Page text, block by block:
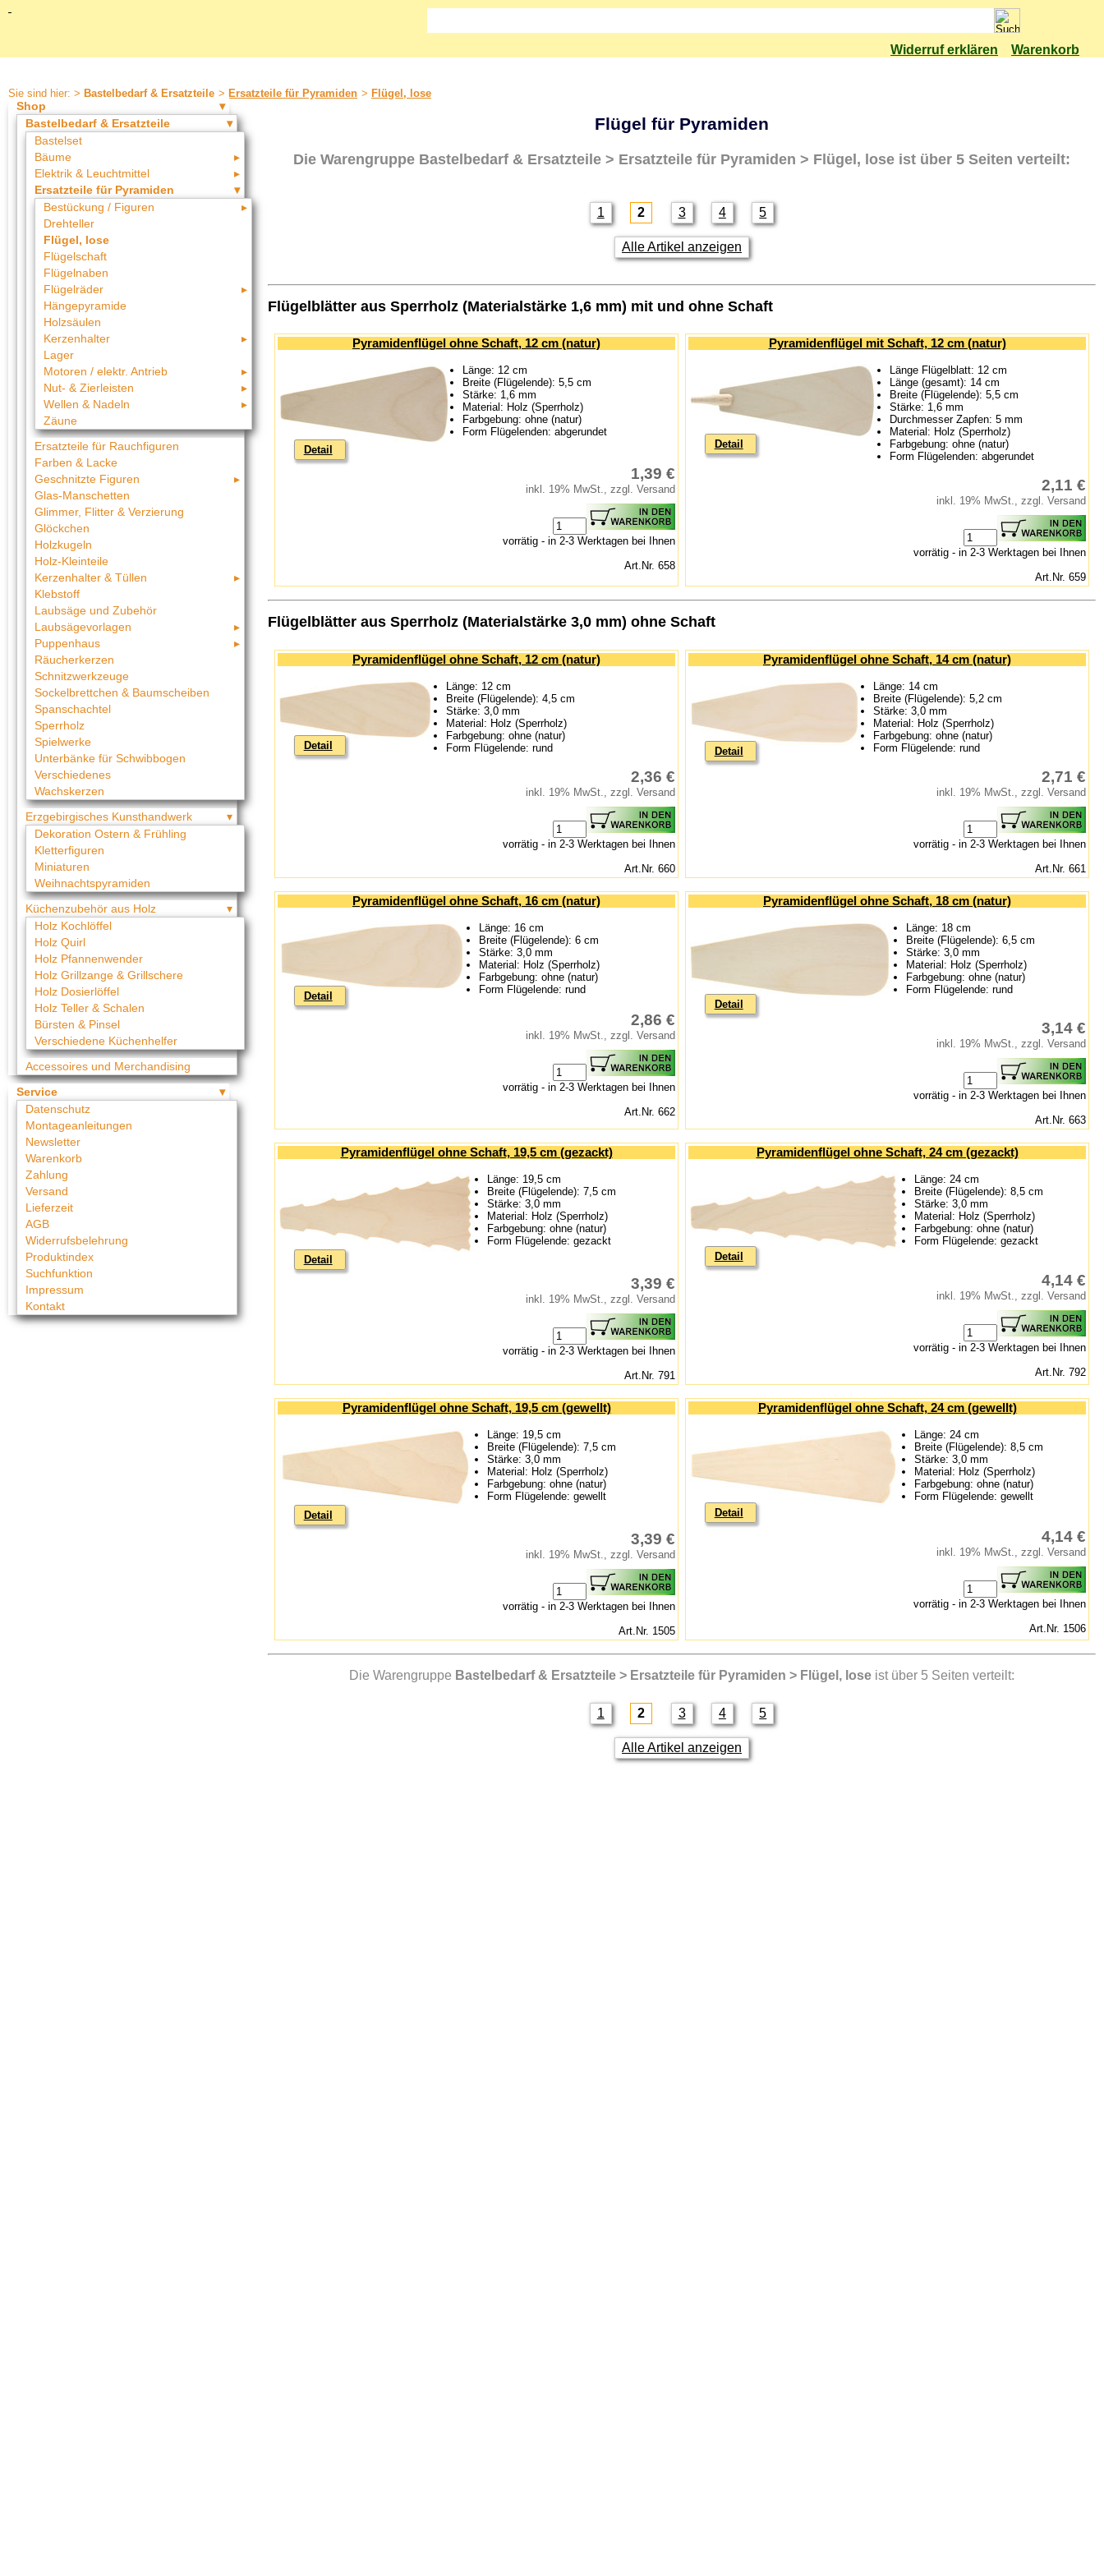
Widerruf erklären Warenkorb
Sie sind hier: > Bastelbedarf & Ersatzteile > Ersatzteile für Pyramiden > Flügel, lose
Shop
Bastelbedarf & Ersatzteile
Bastelset
Bäume
Elektrik & Leuchtmittel
Ersatzteile für Pyramiden
Bestückung / Figuren
Drehteller
Flügel, lose
Flügelschaft
Flügelnaben
Flügelräder
Hängepyramide
Holzsäulen
Kerzenhalter
Lager
Motoren / elektr. Antrieb
Nut- & Zierleisten
Wellen & Nadeln
Zäune
Ersatzteile für Rauchfiguren
Farben & Lacke
Geschnitzte Figuren
Glas-Manschetten
Glimmer, Flitter & Verzierung
Glöckchen
Holzkugeln
Holz-Kleinteile
Kerzenhalter & Tüllen
Klebstoff
Laubsäge und Zubehör
Laubsägevorlagen
Puppenhaus
Räucherkerzen
Schnitzwerkzeuge
Sockelbrettchen & Baumscheiben
Spanschachtel
Sperrholz
Spielwerke
Unterbänke für Schwibbogen
Verschiedenes
Wachskerzen
Erzgebirgisches Kunsthandwerk
Dekoration Ostern & Frühling
Kletterfiguren
Miniaturen
Weihnachtspyramiden
Küchenzubehör aus Holz
Holz Kochlöffel
Holz Quirl
Holz Pfannenwender
Holz Grillzange & Grillschere
Holz Dosierlöffel
Holz Teller & Schalen
Bürsten & Pinsel
Verschiedene Küchenhelfer
Accessoires und Merchandising
Service
Datenschutz
Montageanleitungen
Newsletter
Warenkorb
Zahlung
Versand
Lieferzeit
AGB
Widerrufsbelehrung
Produktindex
Suchfunktion
Impressum
Kontakt
Flügel für Pyramiden
Die Warengruppe Bastelbedarf & Ersatzteile > Ersatzteile für Pyramiden > Flügel, lose ist über 5 Seiten verteilt:
1 2 3 4 5
Alle Artikel anzeigen
Flügelblätter aus Sperrholz (Materialstärke 1,6 mm) mit und ohne Schaft
Pyramidenflügel ohne Schaft, 12 cm (natur)
Detail
Länge: 12 cm
Breite (Flügelende): 5,5 cm
Stärke: 1,6 mm
Material: Holz (Sperrholz)
Farbgebung: ohne (natur)
Form Flügelenden: abgerundet
1,39 €
inkl. 19% MwSt., zzgl. Versand
vorrätig - in 2-3 Werktagen bei Ihnen
Art.Nr. 658
Pyramidenflügel mit Schaft, 12 cm (natur)
Detail
Länge Flügelblatt: 12 cm
Länge (gesamt): 14 cm
Breite (Flügelende): 5,5 cm
Stärke: 1,6 mm
Durchmesser Zapfen: 5 mm
Material: Holz (Sperrholz)
Farbgebung: ohne (natur)
Form Flügelenden: abgerundet
2,11 €
inkl. 19% MwSt., zzgl. Versand
vorrätig - in 2-3 Werktagen bei Ihnen
Art.Nr. 659
Flügelblätter aus Sperrholz (Materialstärke 3,0 mm) ohne Schaft
Pyramidenflügel ohne Schaft, 12 cm (natur)
Detail
Länge: 12 cm
Breite (Flügelende): 4,5 cm
Stärke: 3,0 mm
Material: Holz (Sperrholz)
Farbgebung: ohne (natur)
Form Flügelende: rund
2,36 €
inkl. 19% MwSt., zzgl. Versand
vorrätig - in 2-3 Werktagen bei Ihnen
Art.Nr. 660
Pyramidenflügel ohne Schaft, 14 cm (natur)
Detail
Länge: 14 cm
Breite (Flügelende): 5,2 cm
Stärke: 3,0 mm
Material: Holz (Sperrholz)
Farbgebung: ohne (natur)
Form Flügelende: rund
2,71 €
inkl. 19% MwSt., zzgl. Versand
vorrätig - in 2-3 Werktagen bei Ihnen
Art.Nr. 661
Pyramidenflügel ohne Schaft, 16 cm (natur)
Detail
Länge: 16 cm
Breite (Flügelende): 6 cm
Stärke: 3,0 mm
Material: Holz (Sperrholz)
Farbgebung: ohne (natur)
Form Flügelende: rund
2,86 €
inkl. 19% MwSt., zzgl. Versand
vorrätig - in 2-3 Werktagen bei Ihnen
Art.Nr. 662
Pyramidenflügel ohne Schaft, 18 cm (natur)
Detail
Länge: 18 cm
Breite (Flügelende): 6,5 cm
Stärke: 3,0 mm
Material: Holz (Sperrholz)
Farbgebung: ohne (natur)
Form Flügelende: rund
3,14 €
inkl. 19% MwSt., zzgl. Versand
vorrätig - in 2-3 Werktagen bei Ihnen
Art.Nr. 663
Pyramidenflügel ohne Schaft, 19,5 cm (gezackt)
Detail
Länge: 19,5 cm
Breite (Flügelende): 7,5 cm
Stärke: 3,0 mm
Material: Holz (Sperrholz)
Farbgebung: ohne (natur)
Form Flügelende: gezackt
3,39 €
inkl. 19% MwSt., zzgl. Versand
vorrätig - in 2-3 Werktagen bei Ihnen
Art.Nr. 791
Pyramidenflügel ohne Schaft, 24 cm (gezackt)
Detail
Länge: 24 cm
Breite (Flügelende): 8,5 cm
Stärke: 3,0 mm
Material: Holz (Sperrholz)
Farbgebung: ohne (natur)
Form Flügelende: gezackt
4,14 €
inkl. 19% MwSt., zzgl. Versand
vorrätig - in 2-3 Werktagen bei Ihnen
Art.Nr. 792
Pyramidenflügel ohne Schaft, 19,5 cm (gewellt)
Detail
Länge: 19,5 cm
Breite (Flügelende): 7,5 cm
Stärke: 3,0 mm
Material: Holz (Sperrholz)
Farbgebung: ohne (natur)
Form Flügelende: gewellt
3,39 €
inkl. 19% MwSt., zzgl. Versand
vorrätig - in 2-3 Werktagen bei Ihnen
Art.Nr. 1505
Pyramidenflügel ohne Schaft, 24 cm (gewellt)
Detail
Länge: 24 cm
Breite (Flügelende): 8,5 cm
Stärke: 3,0 mm
Material: Holz (Sperrholz)
Farbgebung: ohne (natur)
Form Flügelende: gewellt
4,14 €
inkl. 19% MwSt., zzgl. Versand
vorrätig - in 2-3 Werktagen bei Ihnen
Art.Nr. 1506
Die Warengruppe Bastelbedarf & Ersatzteile > Ersatzteile für Pyramiden > Flügel, lose ist über 5 Seiten verteilt:
1 2 3 4 5
Alle Artikel anzeigen